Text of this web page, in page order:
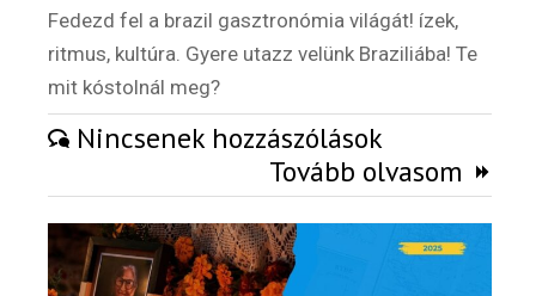
Fedezd fel a brazil gasztronómia világát! ízek,
ritmus, kultúra. Gyere utazz velünk Braziliába! Te
mit kóstolnál meg?
Nincsenek hozzászólások
Tovább olvasom